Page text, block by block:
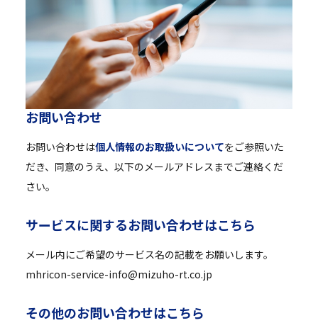
お問い合わせ
お問い合わせは個人情報のお取扱いについてをご参照いた
だき、同意のうえ、以下のメールアドレスまでご連絡くだ
さい。
サービスに関するお問い合わせはこちら
メール内にご希望のサービス名の記載をお願いします。
mhricon-service-info@mizuho-rt.co.jp
その他のお問い合わせはこちら